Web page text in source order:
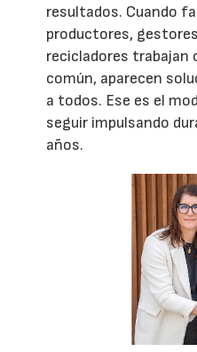
resultados. Cuando
productores,
recicladores trabajan
común, aparecen
a todos. Ese es el
seguir impulsando
años.